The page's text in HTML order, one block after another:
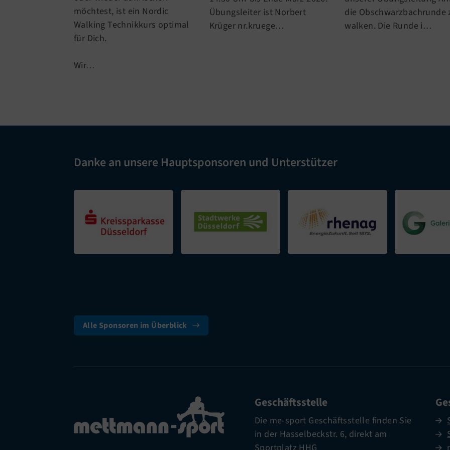
möchtest, ist ein Nordic
Walking Technikkurs optimal
für Dich.
Wir…
Übungsleiter ist Norbert
Krüger nr.kruege…
die Obschwarzbachrunde
walken. Die Runde i…
Danke an unsere Hauptsponsoren und Unterstützer
Alle Sponsoren im Überblick
Geschäftsstelle
Die me-sport Geschäftsstelle finden Sie
in der Hasselbeckstr. 6, direkt am